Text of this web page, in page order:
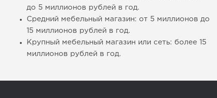
до 5 миллионов рублей в год.
Средний мебельный магазин: от 5 миллионов до
15 миллионов рублей в год.
Крупный мебельный магазин или сеть: более 15
миллионов рублей в год.